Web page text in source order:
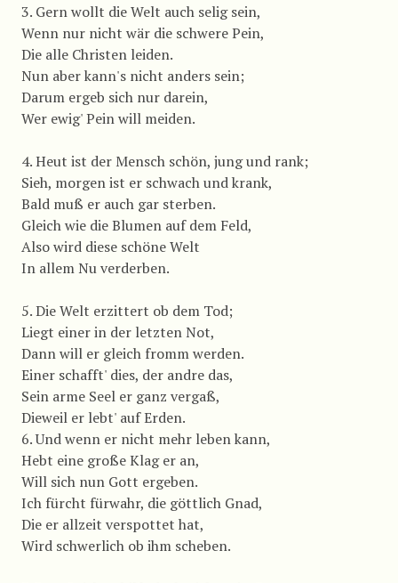
3. Gern wollt die Welt auch selig sein,
Wenn nur nicht wär die schwere Pein,
Die alle Christen leiden.
Nun aber kann's nicht anders sein;
Darum ergeb sich nur darein,
Wer ewig' Pein will meiden.
4. Heut ist der Mensch schön, jung und rank;
Sieh, morgen ist er schwach und krank,
Bald muß er auch gar sterben.
Gleich wie die Blumen auf dem Feld,
Also wird diese schöne Welt
In allem Nu verderben.
5. Die Welt erzittert ob dem Tod;
Liegt einer in der letzten Not,
Dann will er gleich fromm werden.
Einer schafft' dies, der andre das,
Sein arme Seel er ganz vergaß,
Dieweil er lebt' auf Erden.
6. Und wenn er nicht mehr leben kann,
Hebt eine große Klag er an,
Will sich nun Gott ergeben.
Ich fürcht fürwahr, die göttlich Gnad,
Die er allzeit verspottet hat,
Wird schwerlich ob ihm scheben.